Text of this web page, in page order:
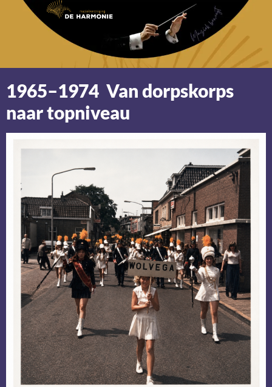
1965–1974 Van dorpskorps
naar topniveau